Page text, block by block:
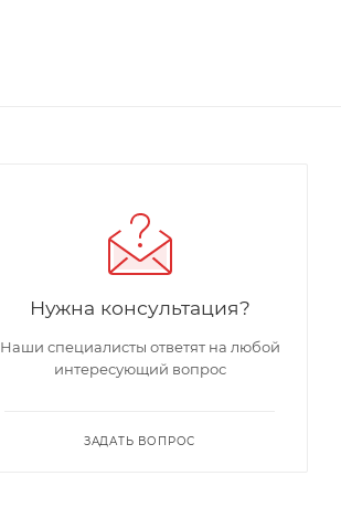
Нужна консультация?
Наши специалисты ответят на любой
интересующий вопрос
ЗАДАТЬ ВОПРОС